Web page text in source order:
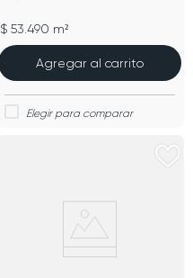
$ 53.490 m²
Agregar al carrito